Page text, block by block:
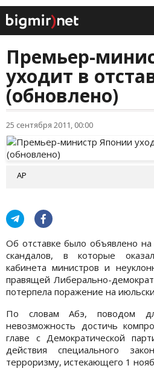
Премьер-
уходит в
(обновлено)
25 сентября 2011, 00:00
АР
Об отставке было объявлено
скандалов, в которые
кабинета министров и
правящей Либерально-
потерпела поражение на
По словам Абэ, поводом
невозможность достичь
главе с Демократической
действия специального
терроризму, истекающего 1